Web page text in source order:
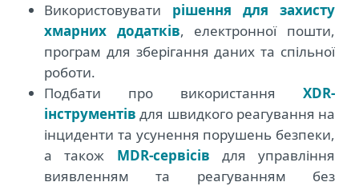
Використовувати рішення для захисту
хмарних додатків, електронної пошти,
програм для зберігання даних та спільної
роботи.
Подбати про використання XDR-
інструментів для швидкого реагування на
інциденти та усунення порушень безпеки,
а також MDR-сервісів для управління
виявленням та реагуванням без